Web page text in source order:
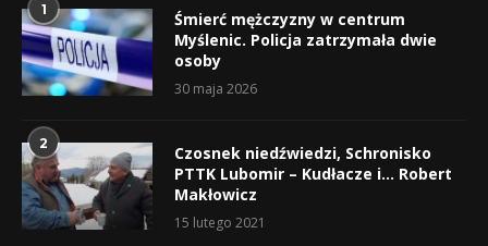
1
Śmierć mężczyzny w centrum
Myślenic. Policja zatrzymała dwie
osoby
30 maja 2026
2
Czosnek niedźwiedzi, Schronisko
PTTK Lubomir – Kudłacze i… Robert
Makłowicz
15 lutego 2021